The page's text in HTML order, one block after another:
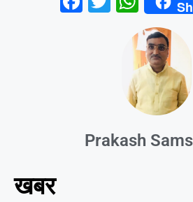
o
h
at
s
A
p
p
Prakash
खबर